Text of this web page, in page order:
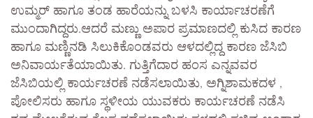
ಉಮ್ಮರ್ ಹಾಗೂ ತಂಡ ಹಾರೆಯನ್ನು ಬಳಸಿ ಕಾರ್ಯಾಚರಣೆಗೆ
ಮುಂದಾಗಿದ್ದರು.ಆದರೆ ಮಣ್ಣು ಅಪಾರ ಪ್ರಮಾಣದಲ್ಲಿ ಕುಸಿದ ಕಾರಣ
ಹಾಗೂ ಮಣ್ಣಿನಡಿ ಸಿಲುಕಿಕೊಂಡವರು ಆಳದಲ್ಲಿದ್ದ ಕಾರಣ ಜೆಸಿಬಿ
ಅನಿವಾರ್ಯತೆಯಾಯಿತು. ಗುತ್ತಿಗೆದಾರ ಹಂಸ ಎನ್ನವವರ
ಜೆಸಿಬಿಯಲ್ಲಿ ಕಾರ್ಯಚರಣೆ ನಡೆಸಲಾಯಿತು, ಅಗ್ನಿಶಾಮಕದಳ ,
ಪೋಲಿಸರು ಹಾಗೂ ಸ್ಥಳೀಯ ಯುವಕರು ಕಾರ್ಯಚರಣೆ ನಡೆಸಿ